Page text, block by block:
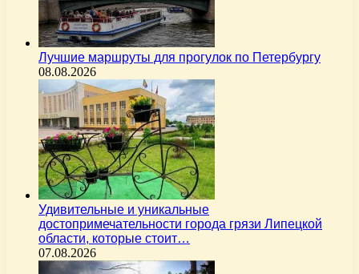
Лучшие маршруты для прогулок по Петербургу
08.08.2026
Удивительные и уникальные
достопримечательности города грязи Липецкой
области, которые стоит…
07.08.2026